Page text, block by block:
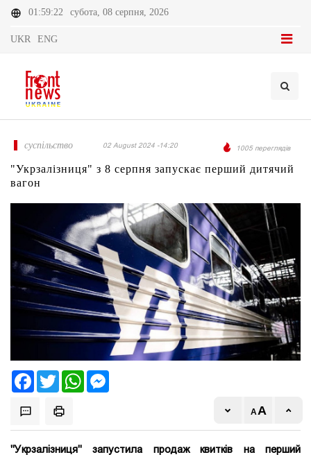
01:59:22 субота, 08 серпня, 2026
UKR ENG
суспільство 02 August 2024 -14:20 1005 переглядів
"Укрзалізниця" з 8 серпня запускає перший дитячий
вагон
FacebookTwitter WhatsApp
"Укрзалізниця" запустила продаж квитків на перший